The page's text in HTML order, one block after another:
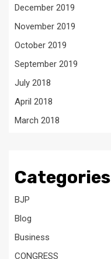
December 2019
November 2019
October 2019
September 2019
July 2018
April 2018
March 2018
Categories
BJP
Blog
Business
CONGRESS